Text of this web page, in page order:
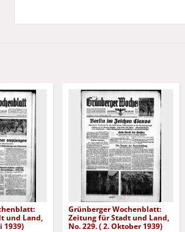
und Land,
1939)
Grünberger Wochenblatt:
Zeitung für Stadt und Land,
No. 229. ( 2. Oktober 1939)